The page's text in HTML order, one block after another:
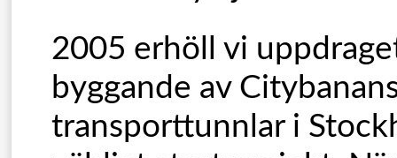
2005 erhöll vi
byggande av
transporttunnlar i